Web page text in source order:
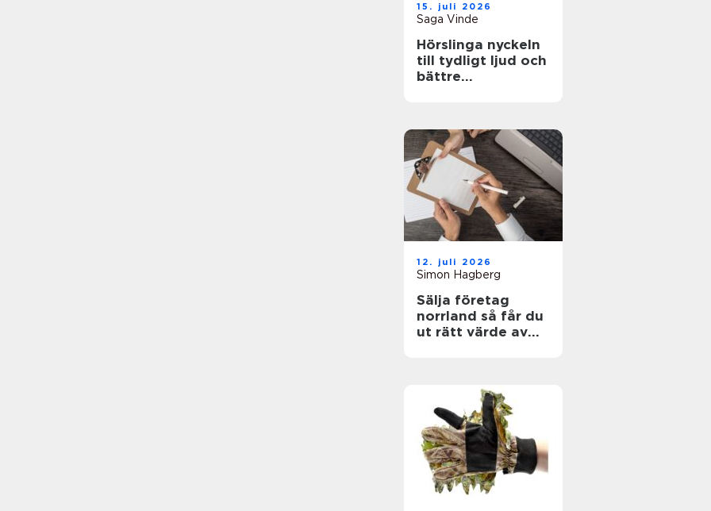
15. juli 2026
Saga Vinde
Hörslinga nyckeln
till tydligt ljud och
bättre
12. juli 2026
Simon Hagberg
Sälja företag
norrland så får du
ut rätt värde av